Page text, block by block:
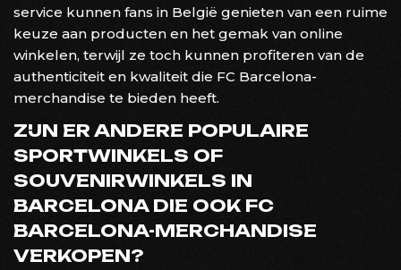
service kunnen fans in België genieten van een ruime
keuze aan producten en het gemak van online
winkelen, terwijl ze toch kunnen profiteren van de
authenticiteit en kwaliteit die FC Barcelona-
merchandise te bieden heeft.
ZIJN ER ANDERE POPULAIRE
SPORTWINKELS OF
SOUVENIRWINKELS IN
BARCELONA DIE OOK FC
BARCELONA-MERCHANDISE
VERKOPEN?